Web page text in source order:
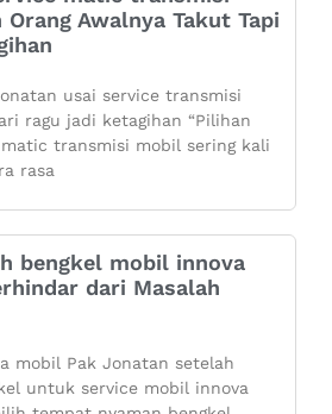
Awalnya Takut Tapi
usai service transmisi
ragu jadi ketagihan “Pilihan
transmisi mobil sering kali
rasa
bengkel mobil innova
dari Masalah
mobil Pak Jonatan setelah
untuk service mobil innova